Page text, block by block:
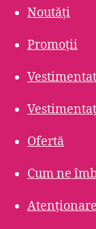
Noutăți
Promoții
Ofertă
Cum ne